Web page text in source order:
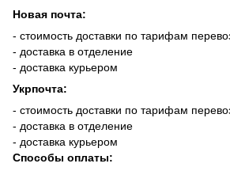
Новая почта:
- стоимость доставки по тарифам
- доставка в отделение
- доставка курьером
Укрпочта:
- стоимость доставки по тарифам
- доставка в отделение
- доставка курьером
Способы оплаты: